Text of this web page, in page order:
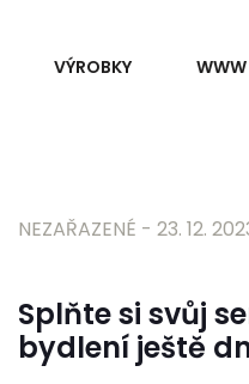
VÝROBKY WWW
NEZAŘAZENÉ - 23. 12.
Splňte si svůj
bydlení ještě